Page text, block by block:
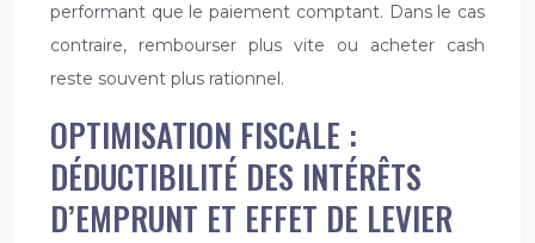
performant que le paiement comptant. Dans le cas
contraire, rembourser plus vite ou acheter cash
reste souvent plus rationnel.
OPTIMISATION FISCALE :
DÉDUCTIBILITÉ DES INTÉRÊTS
D’EMPRUNT ET EFFET DE LEVIER